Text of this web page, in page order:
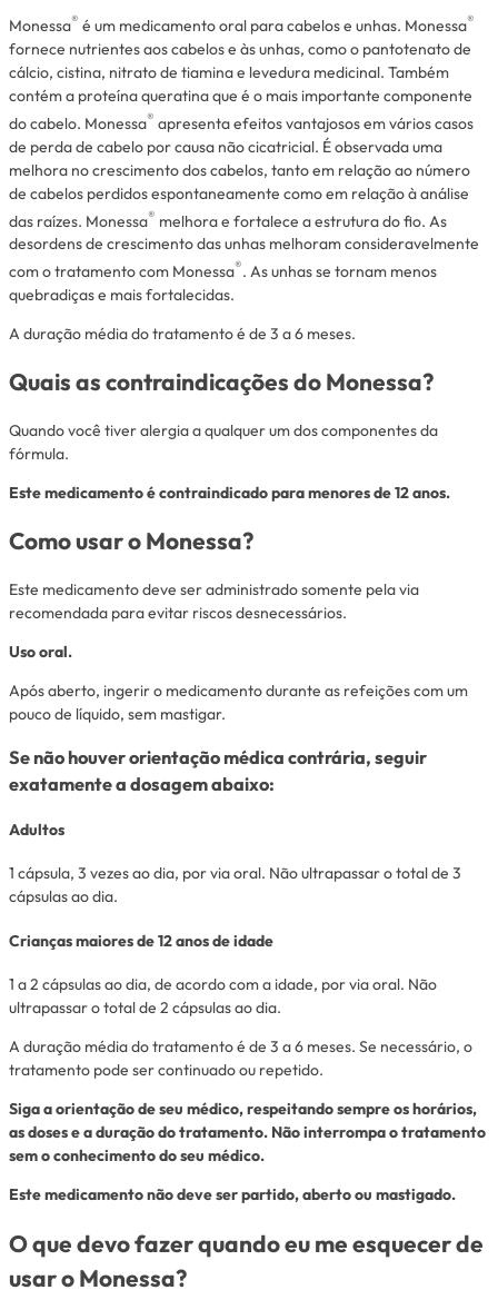
Monessa® é um medicamento oral para cabelos e unhas. Monessa®
fornece nutrientes aos cabelos e às unhas, como o pantotenato de
cálcio, cistina, nitrato de tiamina e levedura medicinal. Também
contém a proteína queratina que é o mais importante componente
do cabelo. Monessa® apresenta efeitos vantajosos em vários casos
de perda de cabelo por causa não cicatricial. É observada uma
melhora no crescimento dos cabelos, tanto em relação ao número
de cabelos perdidos espontaneamente como em relação à análise
das raízes. Monessa® melhora e fortalece a estrutura do fio. As
desordens de crescimento das unhas melhoram consideravelmente
com o tratamento com Monessa®. As unhas se tornam menos
quebradiças e mais fortalecidas.
A duração média do tratamento é de 3 a 6 meses.
Quais as contraindicações do Monessa?
Quando você tiver alergia a qualquer um dos componentes da
fórmula.
Este medicamento é contraindicado para menores de 12 anos.
Como usar o Monessa?
Este medicamento deve ser administrado somente pela via
recomendada para evitar riscos desnecessários.
Uso oral.
Após aberto, ingerir o medicamento durante as refeições com um
pouco de líquido, sem mastigar.
Se não houver orientação médica contrária, seguir
exatamente a dosagem abaixo:
Adultos
1 cápsula, 3 vezes ao dia, por via oral. Não ultrapassar o total de 3
cápsulas ao dia.
Crianças maiores de 12 anos de idade
1 a 2 cápsulas ao dia, de acordo com a idade, por via oral. Não
ultrapassar o total de 2 cápsulas ao dia.
A duração média do tratamento é de 3 a 6 meses. Se necessário, o
tratamento pode ser continuado ou repetido.
Siga a orientação de seu médico, respeitando sempre os horários,
as doses e a duração do tratamento. Não interrompa o tratamento
sem o conhecimento do seu médico.
Este medicamento não deve ser partido, aberto ou mastigado.
O que devo fazer quando eu me esquecer de
usar o Monessa?